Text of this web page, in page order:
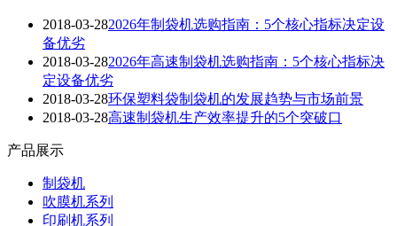
2018-03-282026年制袋机选购指南：5个核心指标决定设
备优劣
2018-03-282026年高速制袋机选购指南：5个核心指标决
定设备优劣
2018-03-28环保塑料袋制袋机的发展趋势与市场前景
2018-03-28高速制袋机生产效率提升的5个突破口
产品展示
制袋机
吹膜机系列
印刷机系列